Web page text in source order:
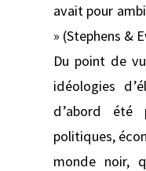
avait pour
» (Stephens &
Du point de
idéologies
d’abord été
politiques,
monde noir,